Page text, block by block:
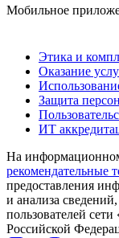
Мобильное
Этика и
Оказание
Защита
ИТ
На
рекомендательные
предоставления
и анализа
пользователей
Российской